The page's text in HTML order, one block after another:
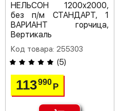
НЕЛЬСОН 1200х2000,
без п/м СТАНДАРТ, 1
ВАРИАНТ горчица,
Вертикаль
Код товара: 255303
(5)
113990 Р